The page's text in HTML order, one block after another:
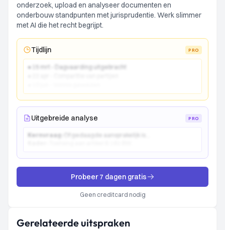
onderzoek, upload en analyseer documenten en
onderbouw standpunten met jurisprudentie. Werk slimmer
met AI die het recht begrijpt.
Tijdlijn PRO
● 15 mrt - Dagvaarding uitgebracht
Uitgebreide analyse PRO
Kernvraag:
Probeer 7 dagen gratis
Geen creditcard nodig
Gerelateerde uitspraken